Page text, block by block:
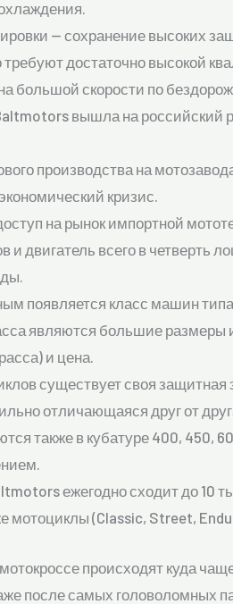
— сохранение высоких
достаточно высокой
большой скорости по
вышла на российский
производства на
кризис.
на рынок импортной
и двигатель всего в
появляется класс машин
являются большие размеры
и цена.
существует своя защитная
отличающаяся друг от
также в кубатуре 400, 450,
ежегодно сходит до 10
мотоциклы (Classic, Street,
происходят куда
после самых